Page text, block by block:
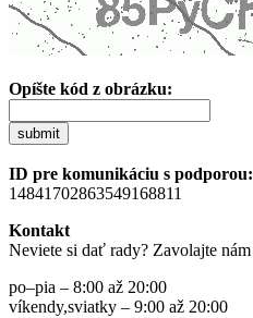
Opíšte kód z obrázku:
submit
ID pre komunikáciu s podporou:
14841702863549168811
Kontakt
Neviete si dať rady? Zavolajte nám
po–pia – 8:00 až 20:00
víkendy,sviatky – 9:00 až 20:00